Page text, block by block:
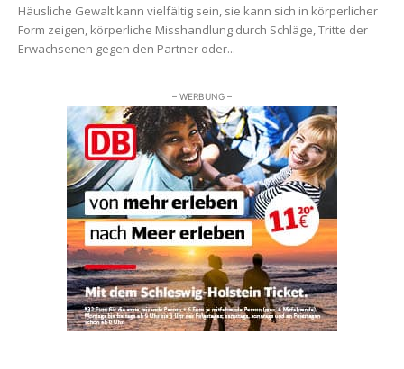
Häusliche Gewalt kann vielfältig sein, sie kann sich in körperlicher
Form zeigen, körperliche Misshandlung durch Schläge, Tritte der
Erwachsenen gegen den Partner oder...
– WERBUNG –